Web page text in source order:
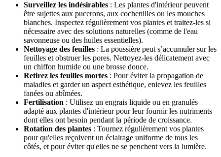
Surveillez les indésirables : Les plantes d'intérieur peuvent
être sujettes aux pucerons, aux cochenilles ou les mouches
blanches. Inspectez régulièrement vos plantes et traitez-les si
nécessaire avec des solutions naturelles (comme de l'eau
savonneuse ou des huiles essentielles).
Nettoyage des feuilles : La poussière peut s’accumuler sur les
feuilles et obstruer les pores. Nettoyez-les délicatement avec
un chiffon humide ou une brosse douce.
Retirez les feuilles mortes : Pour éviter la propagation de
maladies et garder un aspect esthétique, enlevez les feuilles
fanées ou abîmées.
Fertilisation : Utilisez un engrais liquide ou en granulés
adapté aux plantes d'intérieur pour leur fournir les nutriments
dont elles ont besoin pendant la période de croissance.
Rotation des plantes : Tournez régulièrement vos plantes
pour qu'elles reçoivent un éclairage uniforme de tous les
côtés, et pour éviter qu'elles ne se penchent vers la lumière.